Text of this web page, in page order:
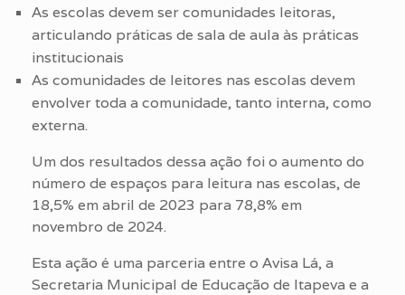
As escolas devem ser comunidades leitoras,
articulando práticas de sala de aula às práticas
institucionais
As comunidades de leitores nas escolas devem
envolver toda a comunidade, tanto interna, como
externa.
Um dos resultados dessa ação foi o aumento do
número de espaços para leitura nas escolas, de
18,5% em abril de 2023 para 78,8% em
novembro de 2024.
Esta ação é uma parceria entre o Avisa Lá, a
Secretaria Municipal de Educação de Itapeva e a